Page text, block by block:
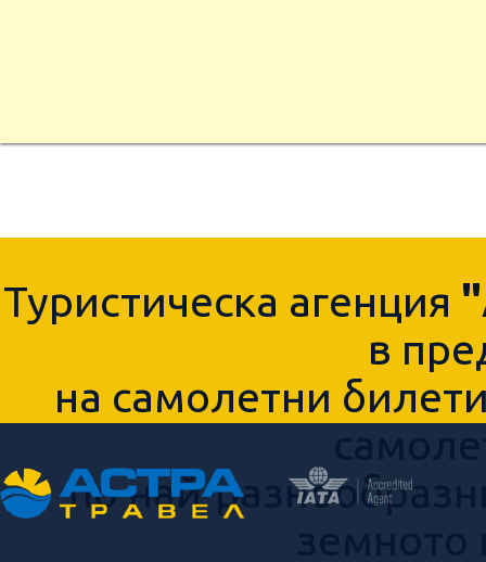
Туристическа агенция
в
на самолетни
по най-